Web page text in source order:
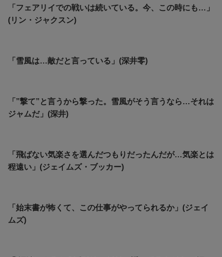
「フェアリイでの戦いは続いている。今、この時にも…」
(リン・ジャクスン)
「雪風は…敵だと言っている」(深井零)
「”撃て”と言うから撃った。雪風がそう言うなら…それは
ジャムだ」(深井)
「飛ばない気楽さを選んだつもりだったんだが…気楽とは
程遠い」(ジェイムズ・ブッカー)
「始末書が怖くて、この仕事がやってられるか」(ジェイ
ムズ)